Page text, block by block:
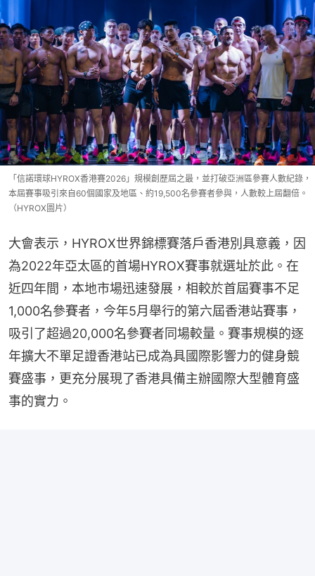
「信諾環球HYROX香港賽2026」規模創歷屆之最，並打破亞洲區參賽人數紀錄，
本屆賽事吸引來自60個國家及地區、約19,500名參賽者參與，人數較上屆翻倍。
（HYROX圖片）
大會表示，HYROX世界錦標賽落戶香港別具意義，因
為2022年亞太區的首場HYROX賽事就選址於此。在
近四年間，本地市場迅速發展，相較於首屆賽事不足
1,000名參賽者，今年5月舉行的第六屆香港站賽事，
吸引了超過20,000名參賽者同場較量。賽事規模的逐
年擴大不單足證香港站已成為具國際影響力的健身競
賽盛事，更充分展現了香港具備主辦國際大型體育盛
事的實力。